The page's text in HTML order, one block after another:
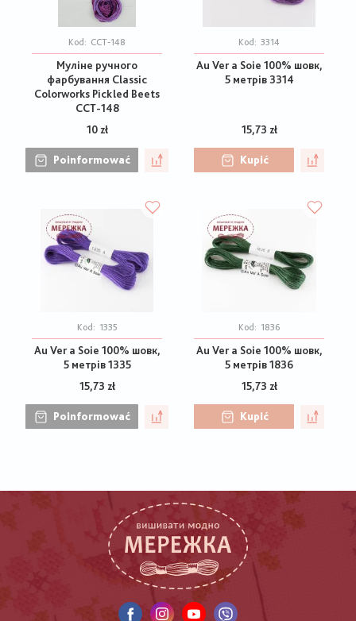
Kod: CCT-148
Муліне ручного
фарбування Classic
Colorworks Pickled Beets
CCT-148
10 zł
Poinformować
Kod: 3314
Au Ver a Soie 100% шовк,
5 метрів 3314
15,73 zł
Kupić
Kod: 1335
Au Ver a Soie 100% шовк,
5 метрів 1335
15,73 zł
Poinformować
Kod: 1836
Au Ver a Soie 100% шовк,
5 метрів 1836
15,73 zł
Kupić